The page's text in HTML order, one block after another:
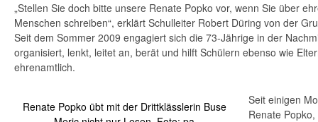
„Stellen Sie doch bitte unsere Renate Popko vor, wenn Sie über
Menschen schreiben“, erklärt Schulleiter Robert Düring von der
Seit dem Sommer 2009 engagiert sich die 73-Jährige in der
organisiert, lenkt, leitet an, berät und hilft Schülern ebenso wie
ehrenamtlich.
Renate Popko übt mit der Drittklässlerin Buse
Seit einigen
Renate